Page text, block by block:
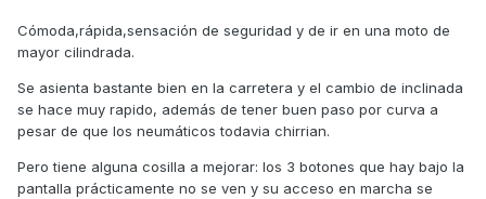
Cómoda,rápida,sensación de seguridad y de ir en una moto de
mayor cilindrada.
Se asienta bastante bien en la carretera y el cambio de inclinada
se hace muy rapido, además de tener buen paso por curva a
pesar de que los neumáticos todavia chirrian.
Pero tiene alguna cosilla a mejorar: los 3 botones que hay bajo la
pantalla prácticamente no se ven y su acceso en marcha se